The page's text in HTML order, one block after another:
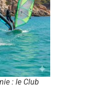
: le Club